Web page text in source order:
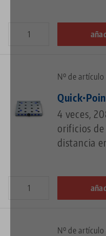
Nº de artículo
4 veces,
orificios
distancia
Nº de artículo